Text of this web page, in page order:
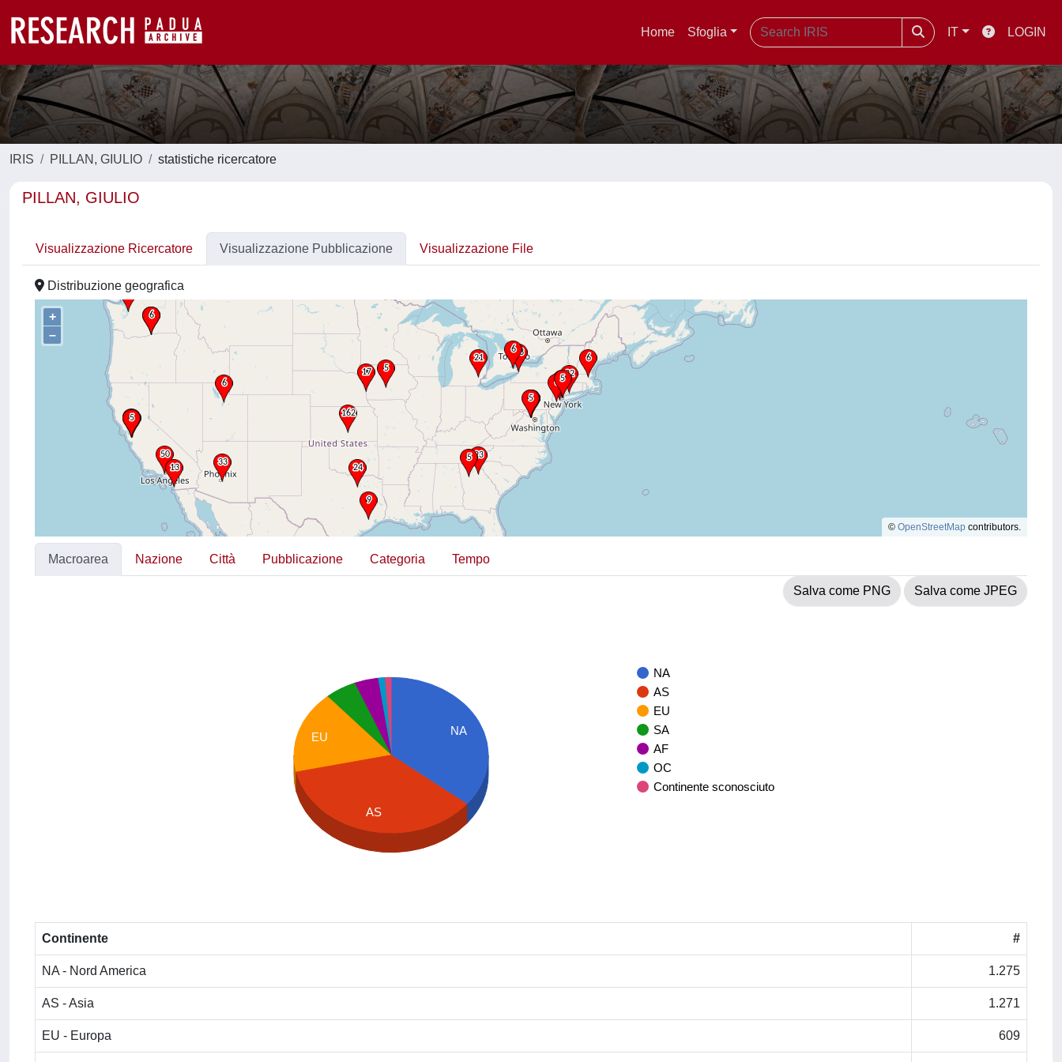
Home Sfoglia IT LOGIN
IRIS PILLAN, GIULIO statistiche ricercatore
PILLAN, GIULIO
Visualizzazione Ricercatore Visualizzazione Pubblicazione Visualizzazione File
Distribuzione geografica
+
–
© OpenStreetMap contributors.
Macroarea Nazione Città Pubblicazione Categoria Tempo
Salva come PNG Salva come JPEG
NA
AS
EU
SA
AF
OC
Continente sconosciuto
NA
EU
AS
Continente #
NA - Nord America 1.275
AS - Asia 1.271
EU - Europa 609